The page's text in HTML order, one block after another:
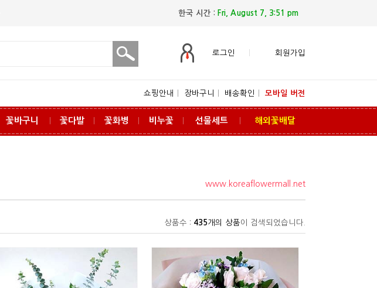
한국 시간 : Fri, August 7, 3:51 pm
로그인 회원가입
쇼핑안내 장바구니 배송확인 모바일 버전
꽃바구니 꽃다발 꽃화병 비누꽃 선물세트 해외꽃배달
www.koreaflowermall.net
상품수 : 435개의 상품이 검색되었습니다.